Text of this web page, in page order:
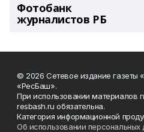
Фотобанк
журналистов РБ
© 2026 Сетевое издание газеты
«РесБаш».
При использовании материалов
resbash.ru обязательна.
Категория информационной
Об использовании персональных